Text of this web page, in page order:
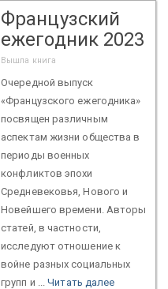
Французский
ежегодник 2023
Вышла книга
Очередной выпуск
«Французского ежегодника»
посвящен различным
аспектам жизни общества в
периоды военных
конфликтов эпохи
Средневековья, Нового и
Новейшего времени. Авторы
статей, в частности,
исследуют отношение к
войне разных социальных
групп и ...Читать далее